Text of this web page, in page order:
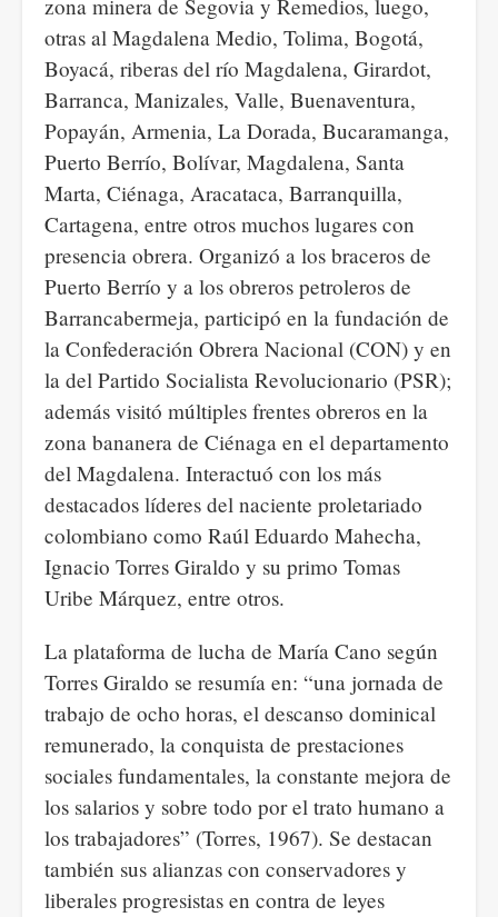
zona minera de Segovia y Remedios, luego,
otras al Magdalena Medio, Tolima, Bogotá,
Boyacá, riberas del río Magdalena, Girardot,
Barranca, Manizales, Valle, Buenaventura,
Popayán, Armenia, La Dorada, Bucaramanga,
Puerto Berrío, Bolívar, Magdalena, Santa
Marta, Ciénaga, Aracataca, Barranquilla,
Cartagena, entre otros muchos lugares con
presencia obrera. Organizó a los braceros de
Puerto Berrío y a los obreros petroleros de
Barrancabermeja, participó en la fundación de
la Confederación Obrera Nacional (CON) y en
la del Partido Socialista Revolucionario (PSR);
además visitó múltiples frentes obreros en la
zona bananera de Ciénaga en el departamento
del Magdalena. Interactuó con los más
destacados líderes del naciente proletariado
colombiano como Raúl Eduardo Mahecha,
Ignacio Torres Giraldo y su primo Tomas
Uribe Márquez, entre otros.
La plataforma de lucha de María Cano según
Torres Giraldo se resumía en: “una jornada de
trabajo de ocho horas, el descanso dominical
remunerado, la conquista de prestaciones
sociales fundamentales, la constante mejora de
los salarios y sobre todo por el trato humano a
los trabajadores” (Torres, 1967). Se destacan
también sus alianzas con conservadores y
liberales progresistas en contra de leyes